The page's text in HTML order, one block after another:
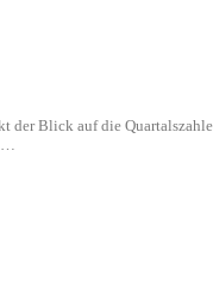
Blick auf die
…